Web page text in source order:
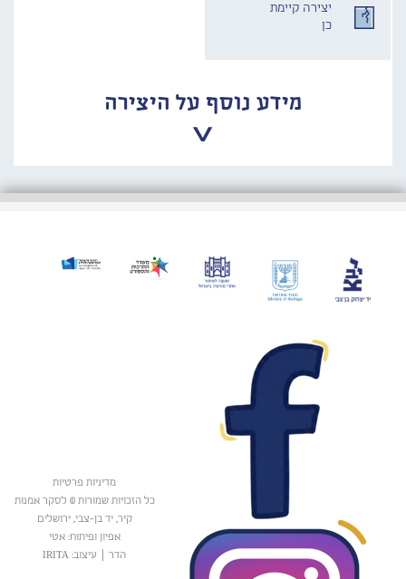
יצירה קיימת
כן
מידע נוסף על היצירה
מדיניות פרטיות
כל הזכויות שמורות © לסקר אמנות
קיר, יד בן-צבי, ירושלים
אפיון ופיתוח: אטי
הדר
עיצוב: IRITA